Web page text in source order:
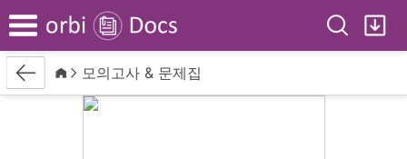
Menu Search
BackHome
모의고사 & 문제집